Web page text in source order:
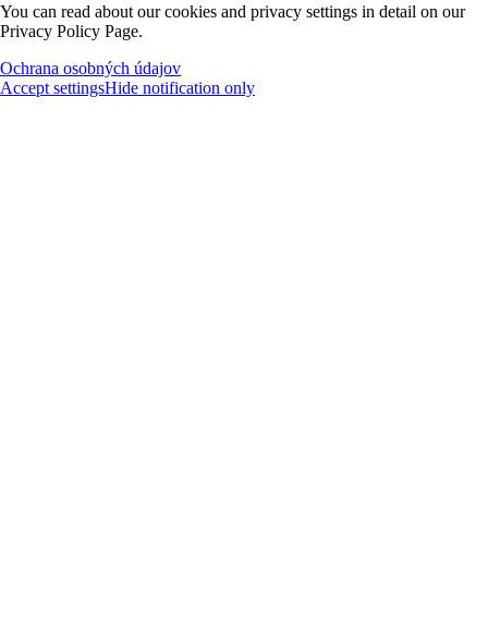
You can read about our cookies and privacy settings in detail on our
Privacy Policy Page.
Ochrana osobných údajov
Accept settingsHide notification only